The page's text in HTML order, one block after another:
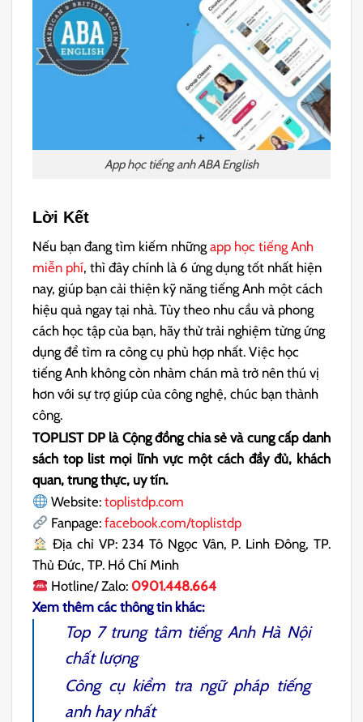
App học tiếng anh ABA English
Lời Kết
Nếu bạn đang tìm kiếm nhữngapp học tiếng Anh
miễn phí, thì đây chính là 6 ứng dụng tốt nhất hiện
nay, giúp bạn cải thiện kỹ năng tiếng Anh một cách
hiệu quả ngay tại nhà. Tùy theo nhu cầu và phong
cách học tập của bạn, hãy thử trải nghiệm từng ứng
dụng để tìm ra công cụ phù hợp nhất. Việc học
tiếng Anh không còn nhàm chán mà trở nên thú vị
hơn với sự trợ giúp của công nghệ, chúc bạn thành
công.
TOPLIST DP là Cộng đồng chia sẻ và cung cấp danh
sách top list mọi lĩnh vực một cách đầy đủ, khách
quan, trung thực, uy tín.
Website:toplistdp.com
Fanpage:facebook.com/toplistdp
Địa chỉ VP: 234 Tô Ngọc Vân, P. Linh Đông, TP.
Thủ Đức, TP. Hồ Chí Minh
Hotline/ Zalo: 0901.448.664
Xem thêm các thông tin khác:
Top 7 trung tâm tiếng Anh Hà Nội
chất lượng
Công cụ kiểm tra ngữ pháp tiếng
anhhay nhất